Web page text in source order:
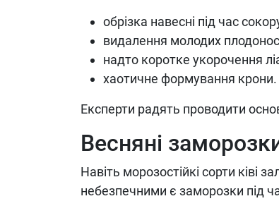
обрізка навесні під час
видалення молодих
надто коротке укорочення
хаотичне формування крони.
Експерти радять проводити
Весняні
Навіть морозостійкі сорти ківі
небезпечними є заморозки під